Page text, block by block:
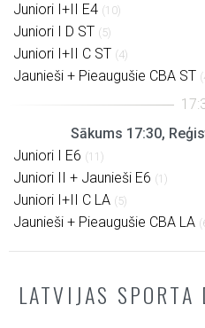
Juniori I+II E4 (10)
Juniori I D ST (5)
Juniori I+II C ST (4)
Jaunieši + Pieaugušie CBA ST
Sākums 17:30,
Juniori I E6 (11)
Juniori II + Jaunieši E6 (1)
Juniori I+II C LA (5)
Jaunieši + Pieaugušie CBA LA
LATVIJAS SPORTA